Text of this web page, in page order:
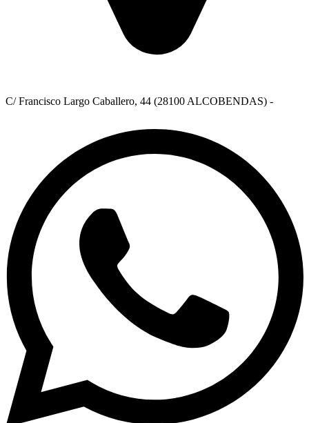
C/ Francisco Largo Caballero, 44 (28100 ALCOBENDAS) -